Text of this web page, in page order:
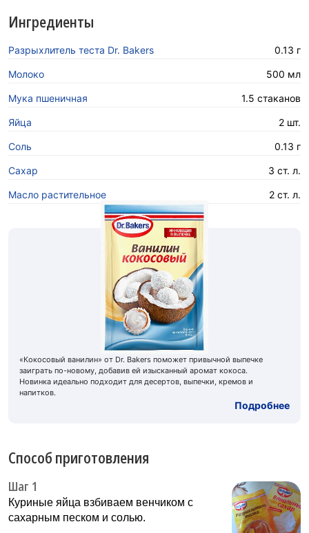
Ингредиенты
Разрыхлитель теста Dr. Bakers 0.13 г
Молоко 500 мл
Мука пшеничная 1.5 стаканов
Яйца 2 шт.
Соль 0.13 г
Сахар 3 ст. л.
Масло растительное 2 ст. л.
«Кокосовый ванилин» от Dr. Bakers поможет привычной выпечке
заиграть по-новому, добавив ей изысканный аромат кокоса.
Новинка идеально подходит для десертов, выпечки, кремов и
напитков.
Подробнее
Способ приготовления
Шаг 1
Куриные яйца взбиваем венчиком с
сахарным песком и солью.